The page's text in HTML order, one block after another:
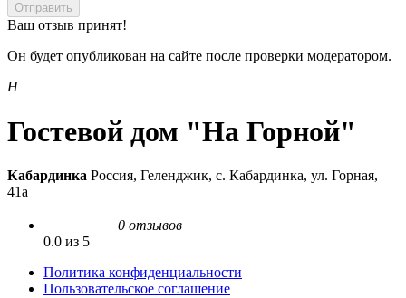
Отправить
Ваш отзыв принят!
Он будет опубликован на сайте после проверки модератором.
Н
Гостевой дом "На Горной"
Кабардинка Россия, Геленджик, с. Кабардинка, ул. Горная,
41а
0 отзывов
0.0 из 5
Политика конфиденциальности
Пользовательское соглашение